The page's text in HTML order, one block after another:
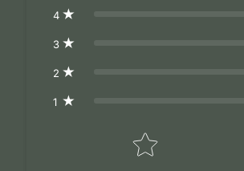
4
3
2
1
Star rating